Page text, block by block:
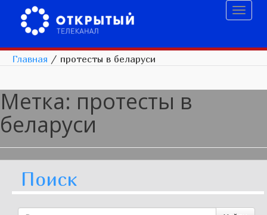
Главная / протесты в беларуси
Метка: протесты в
беларуси
Поиск